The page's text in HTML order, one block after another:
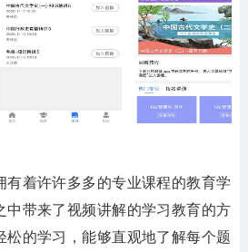
有着许许多多的专业课程的教育学
中带来了视频讲解的学习教育的方
的学习，能够直观地了解每个题